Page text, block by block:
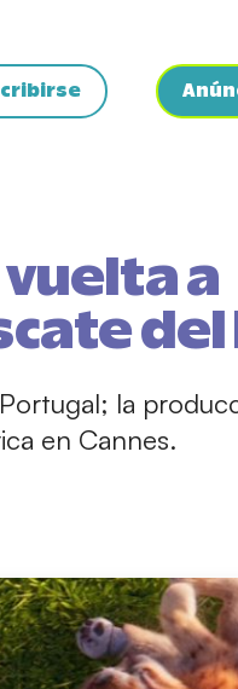
vuelta a
del
la
en Cannes.